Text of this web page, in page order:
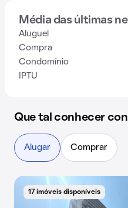
Média das últimas
Aluguel
Compra
Condomínio
IPTU
Que tal conhecer
Alugar Comprar
17 imóveis disponíveis